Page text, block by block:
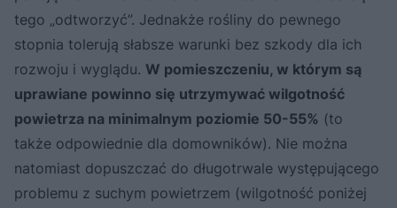
tego „odtworzyć”. Jednakże rośliny do pewnego
stopnia tolerują słabsze warunki bez szkody dla ich
rozwoju i wyglądu. W pomieszczeniu, w którym są
uprawiane powinno się utrzymywać wilgotność
powietrza na minimalnym poziomie 50-55% (to
także odpowiednie dla domowników). Nie można
natomiast dopuszczać do długotrwale występującego
problemu z suchym powietrzem (wilgotność poniżej